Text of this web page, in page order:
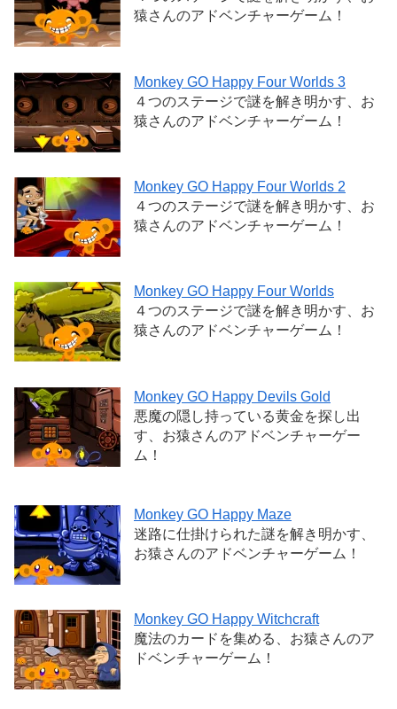
猿さんのアドベンチャーゲーム！
Monkey GO Happy Four Worlds 3
４つのステージで謎を解き明かす、お
猿さんのアドベンチャーゲーム！
Monkey GO Happy Four Worlds 2
４つのステージで謎を解き明かす、お
猿さんのアドベンチャーゲーム！
Monkey GO Happy Four Worlds
４つのステージで謎を解き明かす、お
猿さんのアドベンチャーゲーム！
Monkey GO Happy Devils Gold
悪魔の隠し持っている黄金を探し出
す、お猿さんのアドベンチャーゲー
ム！
Monkey GO Happy Maze
迷路に仕掛けられた謎を解き明かす、
お猿さんのアドベンチャーゲーム！
Monkey GO Happy Witchcraft
魔法のカードを集める、お猿さんのア
ドベンチャーゲーム！